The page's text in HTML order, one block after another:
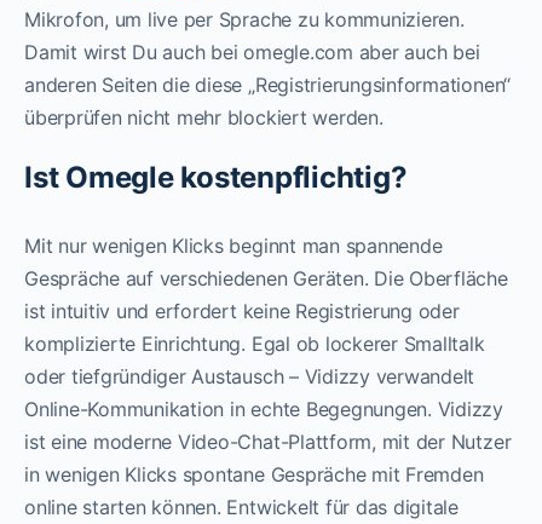
Mikrofon, um live per Sprache zu kommunizieren.
Damit wirst Du auch bei omegle.com aber auch bei
anderen Seiten die diese „Registrierungsinformationen“
überprüfen nicht mehr blockiert werden.
Ist Omegle kostenpflichtig?
Mit nur wenigen Klicks beginnt man spannende
Gespräche auf verschiedenen Geräten. Die Oberfläche
ist intuitiv und erfordert keine Registrierung oder
komplizierte Einrichtung. Egal ob lockerer Smalltalk
oder tiefgründiger Austausch – Vidizzy verwandelt
Online-Kommunikation in echte Begegnungen. Vidizzy
ist eine moderne Video-Chat-Plattform, mit der Nutzer
in wenigen Klicks spontane Gespräche mit Fremden
online starten können. Entwickelt für das digitale